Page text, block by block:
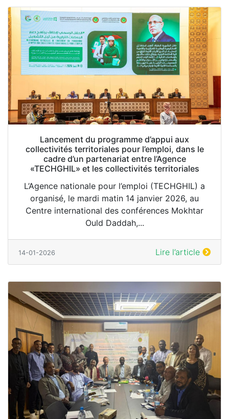
Lancement du programme d’appui aux
collectivités territoriales pour l’emploi, dans le
cadre d’un partenariat entre l’Agence
«TECHGHIL» et les collectivités territoriales
L’Agence nationale pour l’emploi (TECHGHIL) a
organisé, le mardi matin 14 janvier 2026, au
Centre international des conférences Mokhtar
Ould Daddah,...
14-01-2026 Lire l’article